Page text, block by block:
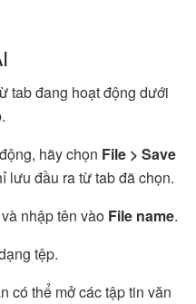
tab đang hoạt động dưới
hãy chọn File > Save
lưu đầu ra từ tab đã chọn.
nhập tên vào File name.
tệp.
có thể mở các tập tin văn